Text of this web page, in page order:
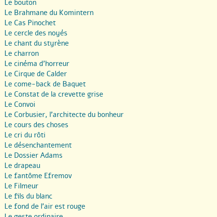
Le bouton
Le Brahmane du Komintern
Le Cas Pinochet
Le cercle des noyés
Le chant du styrène
Le charron
Le cinéma d’horreur
Le Cirque de Calder
Le come-back de Baquet
Le Constat de la crevette grise
Le Convoi
Le Corbusier, l’architecte du bonheur
Le cours des choses
Le cri du rôti
Le désenchantement
Le Dossier Adams
Le drapeau
Le fantôme Efremov
Le Filmeur
Le fils du blanc
Le fond de l’air est rouge